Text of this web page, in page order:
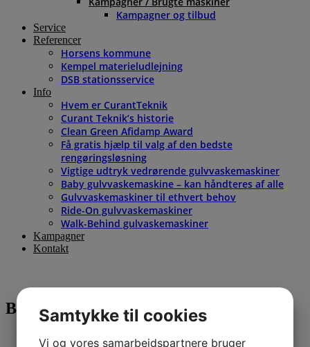
Kampagner og tilbud
Service
Referencer
Horsens kommune
Kempel materieludlejning
DSB stationsservice
Info
Hvem er CurantTeknik
Curant Teknik’s historie
Clean Green Afidamp Award
Få gratis hjælp til valg af den bedste
rengøringsløsning
Vigtige udtryk vedrørende gulvvaskemaskiner
Baby gulvvaskemaskine – kan håndteres af alle
Gulvvaskemaskiner til ethvert behov
Ride-On gulvvaskemaskiner
Walk-Behind gulvaskemaskiner
Kampagner
Kontakt
Buet rør til Max 1 Plus og Mini Max
Samtykke til cookies
Vi og vores samarbejdspartnere bruger